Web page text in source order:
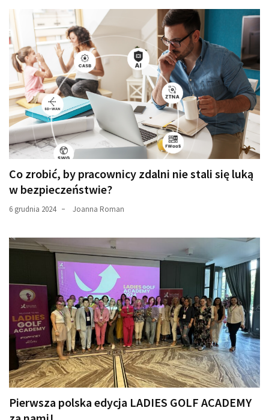
Co zrobić, by pracownicy zdalni nie stali się luką
w bezpieczeństwie?
6 grudnia 2024 Joanna Roman
Pierwsza polska edycja LADIES GOLF ACADEMY